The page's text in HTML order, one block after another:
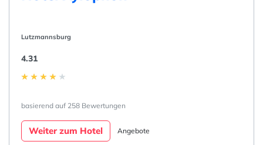
Lutzmannsburg
4.31
basierend auf 258 Bewertungen
Weiter zum Hotel Angebote